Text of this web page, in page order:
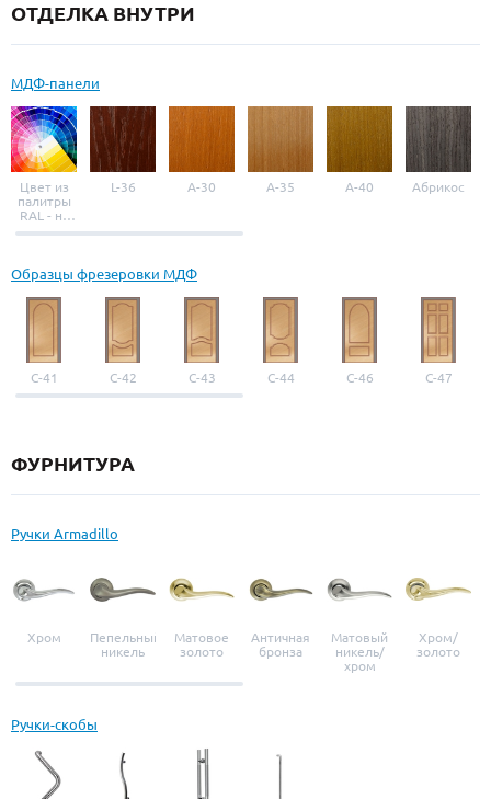
ОТДЕЛКА ВНУТРИ
МДФ-панели
Цвет из
палитры
RAL - на
выбор
L-36 A-30 A-35 A-40 Абрикос
Образцы фрезеровки МДФ
С-41 С-42 С-43 С-44 С-46 С-47
ФУРНИТУРА
Ручки Armadillo
Хром
Пепельный
никель
Матовое
золото
Античная
бронза
Матовый
никель/
хром
Хром/
золото
Ручки-скобы